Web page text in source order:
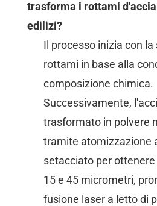
trasforma i rottami
edilizi?
Il processo inizia con la
rottami in base alla
composizione chimica.
Successivamente,
trasformato in polvere
tramite atomizzazione
setacciato per
15 e 45 micrometri,
fusione laser a letto di